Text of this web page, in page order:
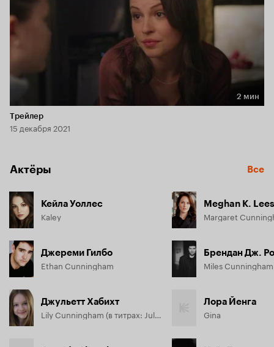
Длительность 2 мин
2 мин
Трейлер
15 декабря 2021
Актёры Все
Кейла Уоллес
Kaley
Джереми Гилбо
Ethan Cunningham
Джульетт Хабихт
Meghan K. Lees
Брендан Дж.
Лора Йенга
Gina